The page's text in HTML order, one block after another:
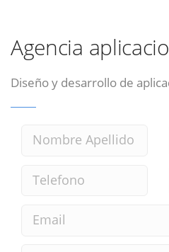
Agencia
Diseño y desarrollo de